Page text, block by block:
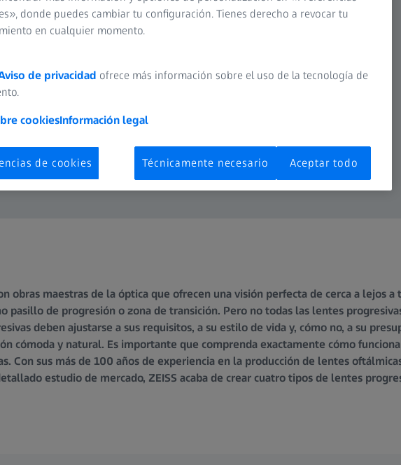
obras maestras de la óptica que ofrecen una visión perfecta de cerca a lejos a
pasillo de progresión o zona de transición. Pero no todas las lentes
deben ajustarse a sus requisitos, a su estilo de vida y, cómo no, a su
cómoda y natural. Es importante que comprenda exactamente cómo
Con sus más de 100 años de experiencia en la producción de lentes
estudio de mercado, ZEISS acaba de crear cuatro tipos de lentes
donde puedes cambiar tu configuración. Tienes derecho a revocar tu
en cualquier momento.
de privacidad ofrece más información sobre el uso de la tecnología de
cookiesInformación legal
de cookies Técnicamente necesario Aceptar todo